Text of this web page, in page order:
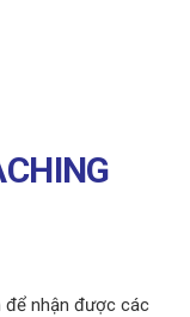
để nhận được các